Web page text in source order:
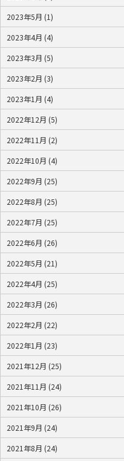
2023年5月 (1)
2023年4月 (4)
2023年3月 (5)
2023年2月 (3)
2023年1月 (4)
2022年12月 (5)
2022年11月 (2)
2022年10月 (4)
2022年9月 (25)
2022年8月 (25)
2022年7月 (25)
2022年6月 (26)
2022年5月 (21)
2022年4月 (25)
2022年3月 (26)
2022年2月 (22)
2022年1月 (23)
2021年12月 (25)
2021年11月 (24)
2021年10月 (26)
2021年9月 (24)
2021年8月 (24)